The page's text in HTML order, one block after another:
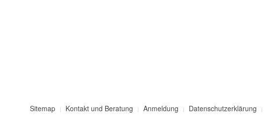
Sitemap Kontakt und Beratung Anmeldung Datenschutzerklärung